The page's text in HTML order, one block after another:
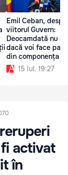
Emil Ceban,
viitorul Guvern:
Deocamdată nu
dacă voi face
din componența sa
15 Iul. 19:27
activat
în